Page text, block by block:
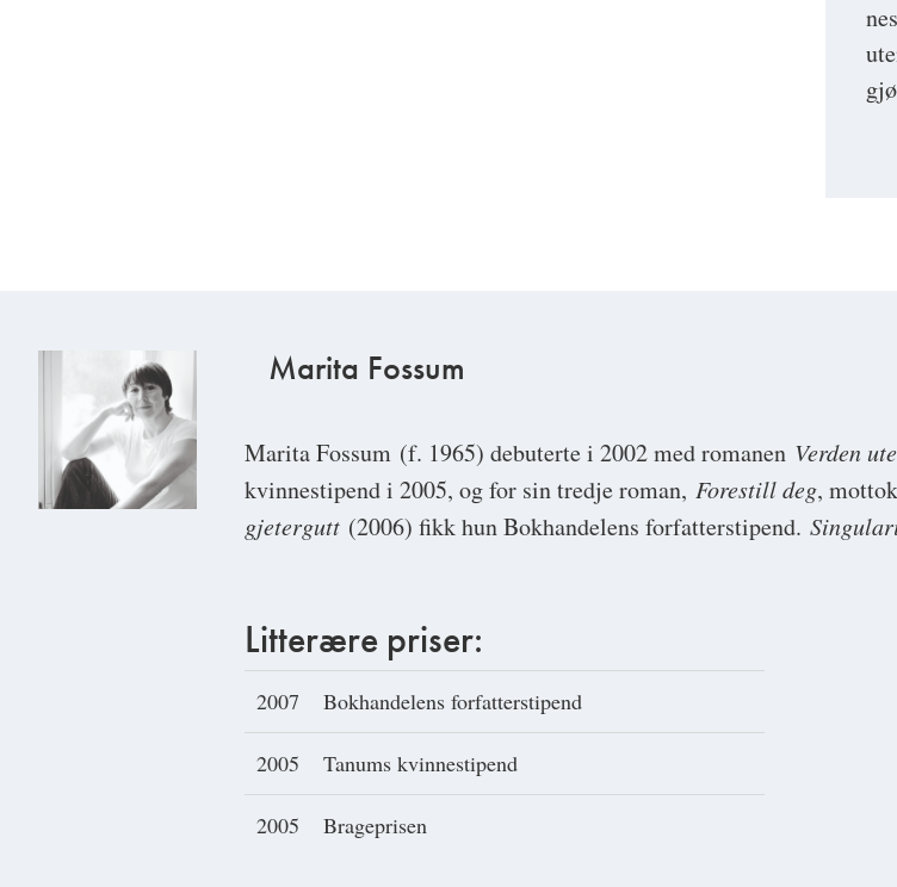
Marita Fossum
Marita Fossum (f. 1965) debuterte i 2002 med romanen Verden
kvinnestipend i 2005, og for sin tredje roman, Forestill deg,
gjetergutt (2006) fikk hun Bokhandelens forfatterstipend.
Litterære priser:
2007 Bokhandelens forfatterstipend
2005 Tanums kvinnestipend
2005 Brageprisen